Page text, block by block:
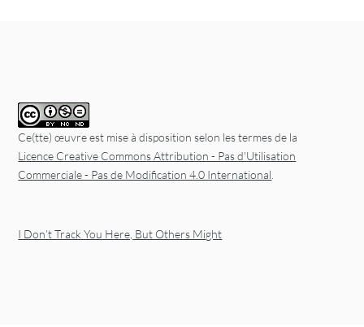
Ce(tte) œuvre est mise à disposition selon les termes de la
Licence Creative Commons Attribution - Pas d'Utilisation
Commerciale - Pas de Modification 4.0 International
I Don’t Track You Here, But Others Might